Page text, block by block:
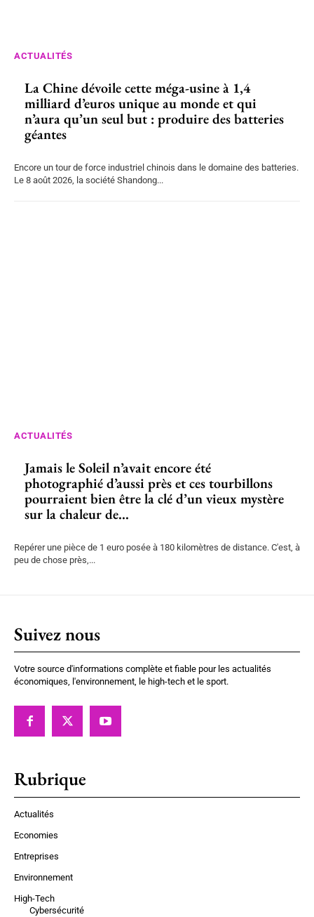
ACTUALITÉS
La Chine dévoile cette méga-usine à 1,4
milliard d’euros unique au monde et qui
n’aura qu’un seul but : produire des batteries
géantes
Encore un tour de force industriel chinois dans le domaine des batteries.
Le 8 août 2026, la société Shandong...
ACTUALITÉS
Jamais le Soleil n’avait encore été
photographié d’aussi près et ces tourbillons
pourraient bien être la clé d’un vieux mystère
sur la chaleur de...
Repérer une pièce de 1 euro posée à 180 kilomètres de distance. C'est, à
peu de chose près,...
Suivez nous
Votre source d'informations complète et fiable pour les actualités
économiques, l'environnement, le high-tech et le sport.
Rubrique
Actualités
Economies
Entreprises
Environnement
High-Tech
Cybersécurité